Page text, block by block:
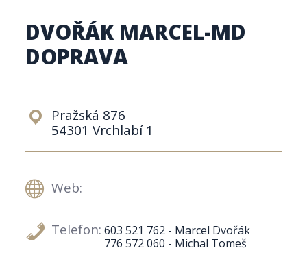
DVOŘÁK MARCEL-MD
DOPRAVA
Pražská 876
54301 Vrchlabí 1
Web:
Telefon: 603 521 762 - Marcel Dvořák
776 572 060 - Michal Tomeš